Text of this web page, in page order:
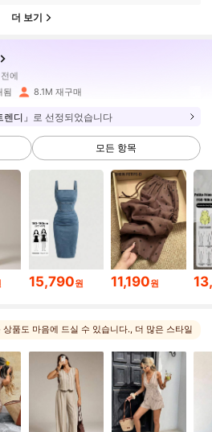
더 보기
에
니다
됨 8.1M 재구매
렌디」 로 선정되었습니다
모든 항목
15,790원 11,190원
상품도 마음에 드실 수 있습니다., 더 많은 스타일